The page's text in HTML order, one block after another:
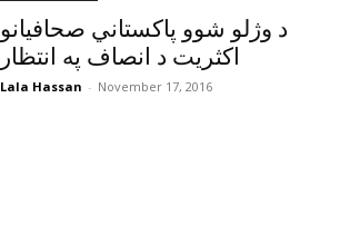
د وژلو شوو پاکستاني صحافيانو
اکثريت د انصاف په انتظار
Lala Hassan - November 17, 2016